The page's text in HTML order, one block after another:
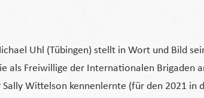
Uhl (Tübingen) stellt in Wort und Bild
als Freiwillige der Internationalen Brigaden
Wittelson kennenlernte (für den 2021